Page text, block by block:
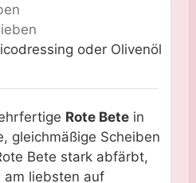
oder Olivenöl
Rote Betein
gleichmäßige Scheiben
Bete stark abfärbt,
am liebsten auf